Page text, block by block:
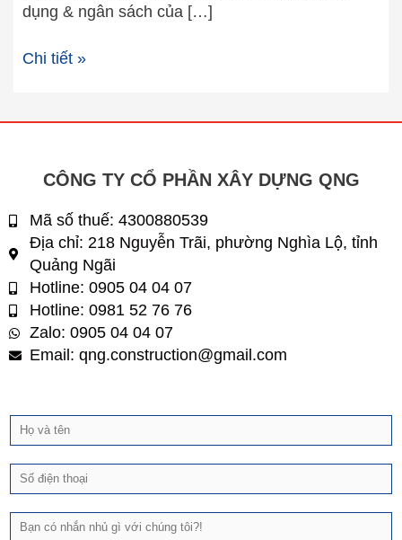
dụng & ngân sách của […]
Chi tiết »
CÔNG TY CỔ PHẦN XÂY DỰNG QNG
Mã số thuế: 4300880539
Địa chỉ: 218 Nguyễn Trãi, phường Nghìa Lộ, tỉnh
Quảng Ngãi
Hotline: 0905 04 04 07
Hotline: 0981 52 76 76
Zalo: 0905 04 04 07
Email: qng.construction@gmail.com
t
ê